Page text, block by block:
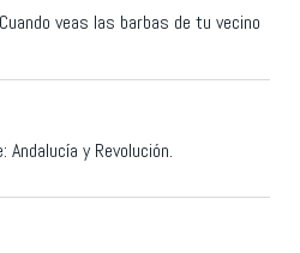
veas las barbas de tu vecino
Andalucía y Revolución.